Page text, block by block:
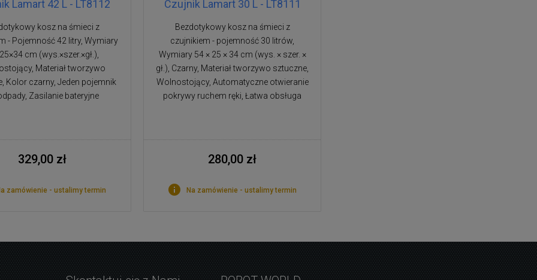
Lamart 42 L - LT8112
kosz na śmieci z
- Pojemność 42 litry, Wymiary
cm (wys.×szer.×gł.),
Materiał tworzywo
Kolor czarny, Jeden pojemnik
Zasilanie bateryjne
329,00 zł
zamówienie - ustalimy termin
Czujnik Lamart 30 L - LT8111
Bezdotykowy kosz na śmieci z
czujnikiem - pojemność 30 litrów,
Wymiary 54 × 25 × 34 cm (wys. × szer. ×
gł.), Czarny, Materiał tworzywo sztuczne,
Wolnostojący, Automatyczne otwieranie
pokrywy ruchem ręki, Łatwa obsługa
280,00 zł
Na zamówienie - ustalimy termin